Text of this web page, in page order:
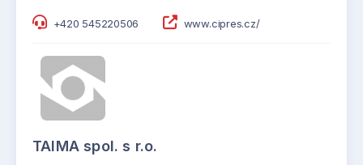
+420 545220506 www.cipres.cz/
TAIMA spol. s r.o.